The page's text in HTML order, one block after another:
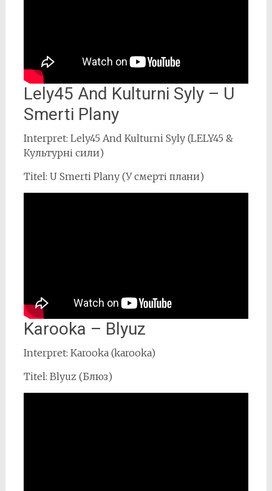
Lely45 And Kulturni Syly – U
Smerti Plany
Interpret: Lely45 And Kulturni Syly (LELY45 &
Культурні сили)
Titel: U Smerti Plany (У смерті плани)
Karooka – Blyuz
Interpret: Karooka (karooka)
Titel: Blyuz (Блюз)